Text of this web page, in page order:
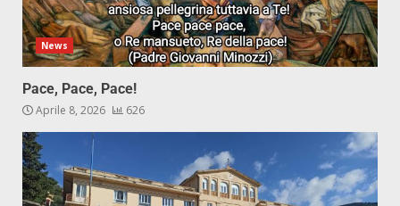
News
Pace, Pace, Pace!
Aprile 8, 2026 626